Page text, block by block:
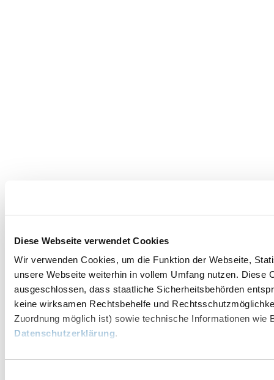
Diese Webseite verwendet Cookies
Wir verwenden Cookies, um die Funktion der Webseite,
unsere Webseite weiterhin in vollem Umfang nutzen.
ausgeschlossen, dass staatliche Sicherheitsbehörden
keine wirksamen Rechtsbehelfe und
Zuordnung möglich ist) sowie technische Informationen wie
Datenschutzerklärung.